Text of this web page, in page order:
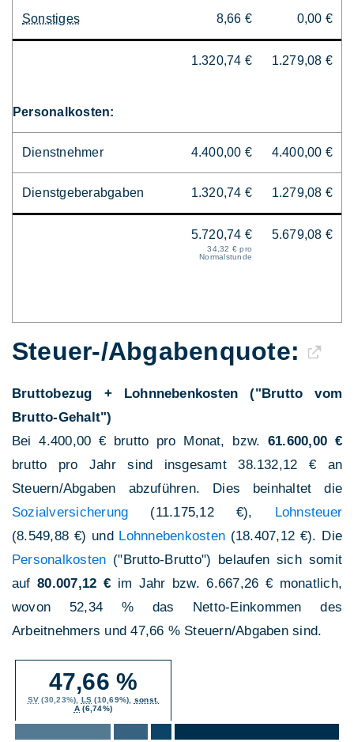
Sonstiges 8,66 € 0,00 €
1.320,74 € 1.279,08 €
Personalkosten:
Dienstnehmer 4.400,00 € 4.400,00 €
Dienstgeberabgaben 1.320,74 € 1.279,08 €
5.720,74 €
34,32 € pro
Normalstunde
5.679,08 €
Steuer-/Abgaben­quote:
Bruttobezug + Lohnnebenkosten ("Brutto vom
Brutto-Gehalt")
Bei 4.400,00 € brutto pro Monat, bzw. 61.600,00 €
brutto pro Jahr sind insgesamt 38.132,12 € an
Steuern/Abgaben abzuführen. Dies beinhaltet die
Sozialversicherung (11.175,12 €),
Lohnsteuer
(8.549,88 €) und Lohnnebenkosten (18.407,12 €). Die
Personalkosten ("Brutto-Brutto") belaufen sich somit
auf80.007,12 € im Jahr bzw. 6.667,26 € monatlich,
wovon 52,34 % das Netto-Einkommen des
Arbeitnehmers und 47,66 % Steuern/Abgaben sind.
47,66 %
SV (30,23%), LS (10,69%), sonst.
A (6,74%)